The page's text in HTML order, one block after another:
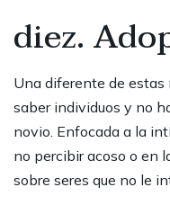
diez.
Una diferente de estas
saber individuos y no
novio. Enfocada a la
no percibir acoso o en
sobre seres que no le